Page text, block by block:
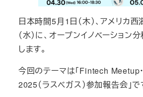
日本時間5月1日（木）、アメリカ
（水）に、オープンイノベーション
します。
今回のテーマは「Fintech Meetup
2025（ラスベガス）参加報告会」で